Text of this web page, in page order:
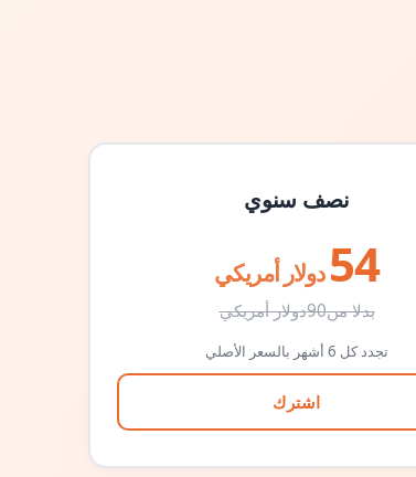
نصف سنوي
54 دولار أمريكي
بدلا من90دولار أمريكي
تجدد كل 6 أشهر بالسعر الأصلي
اشترك